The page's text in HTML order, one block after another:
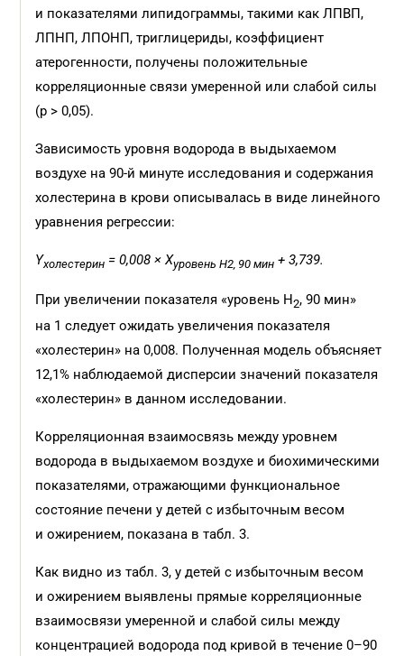
и показателями липидограммы, такими как ЛПВП,
ЛПНП, ЛПОНП, триглицериды, коэффициент
атерогенности, получены положительные
корреляционные связи умеренной или слабой силы
(p > 0,05).
Зависимость уровня водорода в выдыхаемом
воздухе на 90-й минуте исследования и содержания
холестерина в крови описывалась в виде линейного
уравнения регрессии:
Yхолестерин = 0,008 × Xуровень H2, 90 мин + 3,739.
При увеличении показателя «уровень Н2, 90 мин»
на 1 следует ожидать увеличения показателя
«холестерин» на 0,008. Полученная модель объясняет
12,1% наблюдаемой дисперсии значений показателя
«холестерин» в данном исследовании.
Корреляционная взаимосвязь между уровнем
водорода в выдыхаемом воздухе и биохимическими
показателями, отражающими функциональное
состояние печени у детей с избыточным весом
и ожирением, показана в табл. 3.
Как видно из табл. 3, у детей с избыточным весом
и ожирением выявлены прямые корреляционные
взаимосвязи умеренной и слабой силы между
концентрацией водорода под кривой в течение 0–90